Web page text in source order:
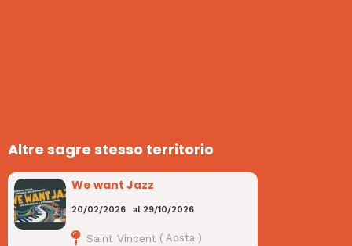
Altre sagre stesso territorio
We want Jazz
20/02/2026 al 29/10/2026
Saint Vincent (Aosta )